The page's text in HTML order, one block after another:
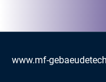
www.mf-